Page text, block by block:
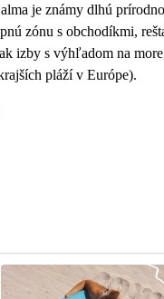
je známy dlhú
zónu s obchodíkmi,
izby s výhľadom na
pláží v Európe).